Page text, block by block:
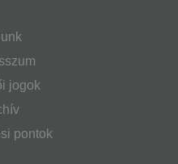
jogok
pontok